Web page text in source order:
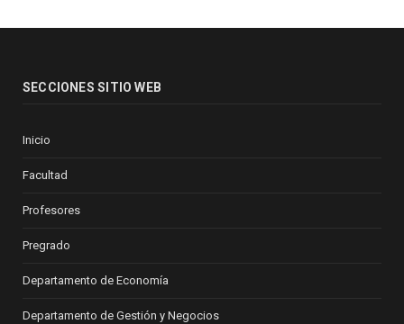
SECCIONES SITIO WEB
Inicio
Facultad
Profesores
Pregrado
Departamento de Economía
Departamento de Gestión y Negocios